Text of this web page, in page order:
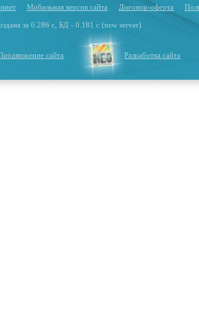
Мобильная версия сайта Договор-оферта
за 0.286 с, БД - 0.181 с (new server)
сайта Разработка сайта